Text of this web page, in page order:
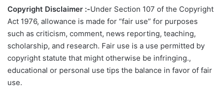
Copyright Disclaimer :-Under Section 107 of the Copyright
Act 1976, allowance is made for “fair use” for purposes
such as criticism, comment, news reporting, teaching,
scholarship, and research. Fair use is a use permitted by
copyright statute that might otherwise be infringing.,
educational or personal use tips the balance in favor of fair
use.